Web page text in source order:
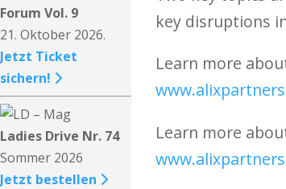
Forum Vol. 9
21. Oktober 2026.
Jetzt Ticket
sichern!
Ladies Drive Nr. 74
Sommer 2026
Jetzt bestellen
key disruptions
Learn more
Learn more